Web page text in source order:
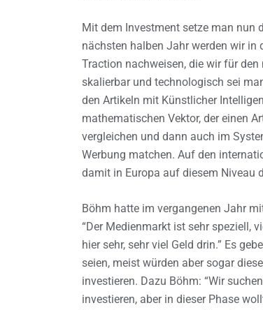
Mit dem Investment setze man nun
nächsten halben Jahr werden wir in
Traction nachweisen, die wir für den
skalierbar und technologisch sei
den Artikeln mit Künstlicher
mathematischen Vektor, der einen
vergleichen und dann auch im
Werbung matchen. Auf den
damit in Europa auf diesem Niveau
Böhm hatte im vergangenen Jahr
“Der Medienmarkt ist sehr speziell,
hier sehr, sehr viel Geld drin.” Es
seien, meist würden aber sogar
investieren. Dazu Böhm: “Wir
investieren, aber in dieser Phase